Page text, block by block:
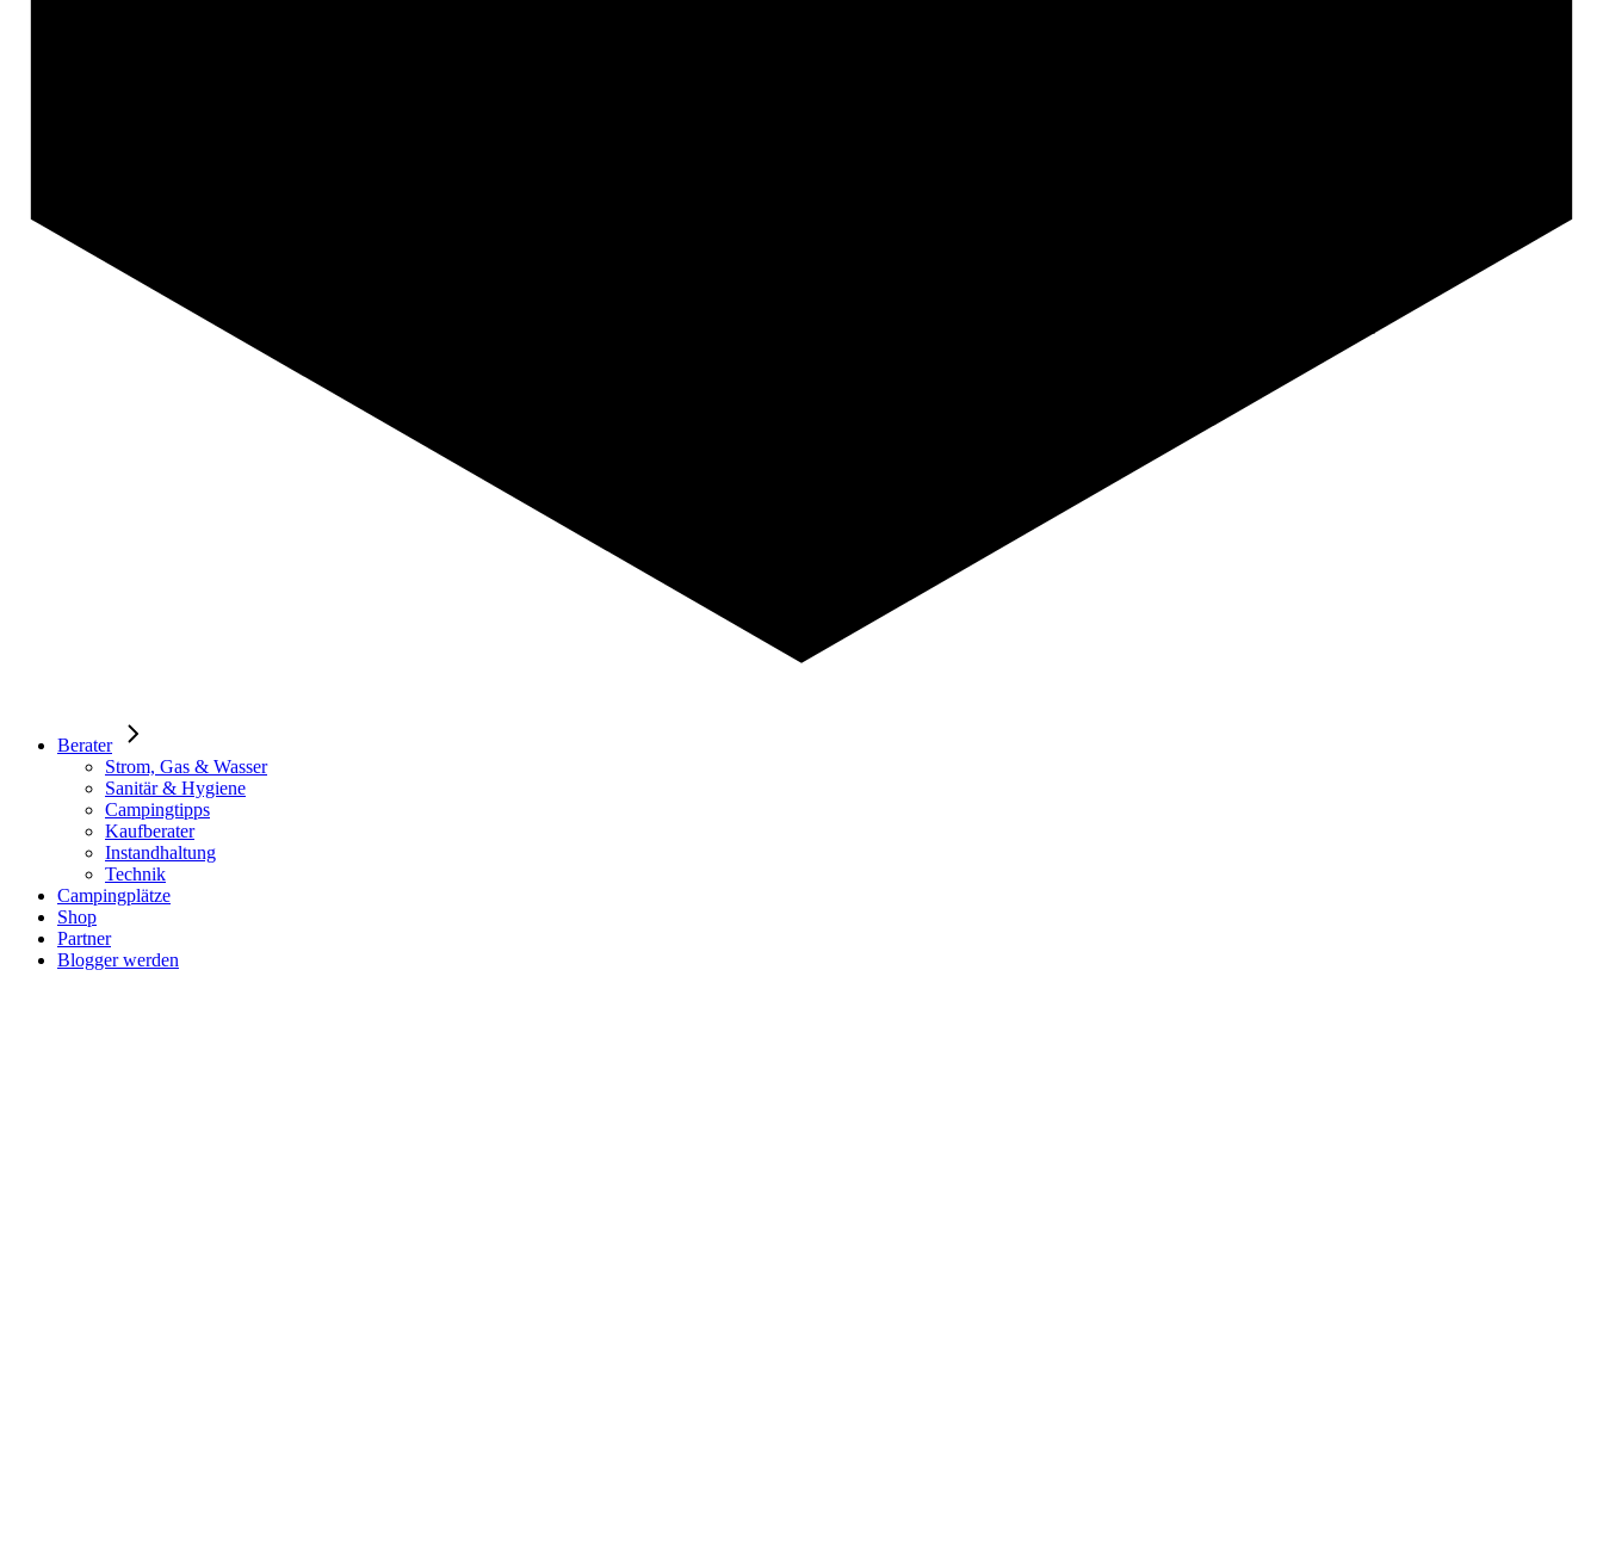
Berater
Strom, Gas & Wasser
Sanitär & Hygiene
Campingtipps
Kaufberater
Instandhaltung
Technik
Campingplätze
Shop
Partner
Blogger werden